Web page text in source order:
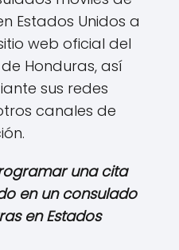
Estados Unidos a
web oficial del
Honduras, así
sus redes
canales de
una cita
en un consulado
en Estados